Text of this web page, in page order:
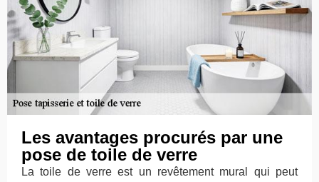
Les avantages procurés par une
pose de toile de verre
La toile de verre est un revêtement mural qui peut